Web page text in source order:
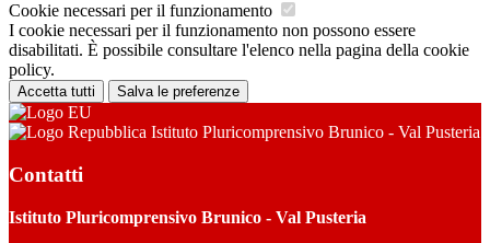
Cookie necessari per il funzionamento
I cookie necessari per il funzionamento non possono essere
disabilitati. È possibile consultare l'elenco nella pagina della cookie
policy.
Accetta tutti Salva le preferenze
Istituto Pluricomprensivo Brunico - Val Pusteria
Contatti
Istituto Pluricomprensivo Brunico - Val Pusteria